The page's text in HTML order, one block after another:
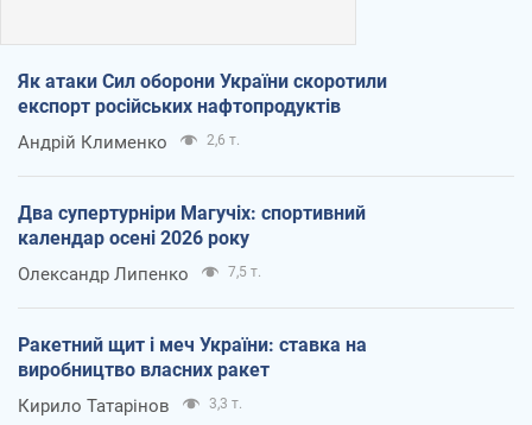
Як атаки Сил оборони України скоротили
експорт російських нафтопродуктів
Андрій Клименко 2,6 т.
Два супертурніри Магучіх: спортивний
календар осені 2026 року
Олександр Липенко 7,5 т.
Ракетний щит і меч України: ставка на
виробництво власних ракет
Кирило Татарінов 3,3 т.